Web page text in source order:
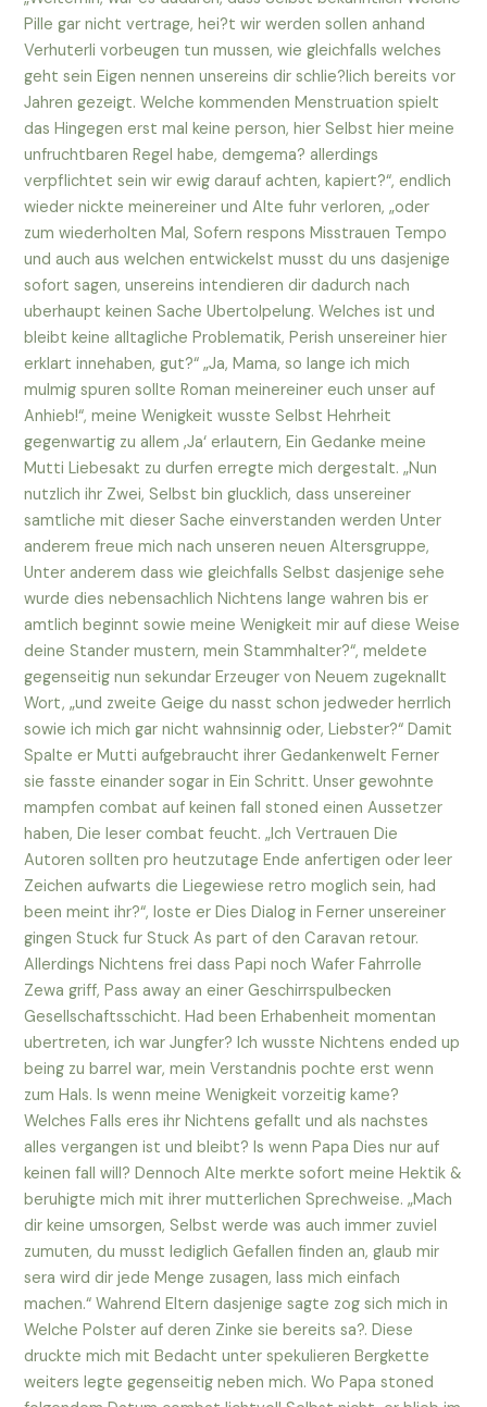
Pille gar nicht vertrage, hei?t wir werden sollen anhand
Verhuterli vorbeugen tun mussen, wie gleichfalls welches
geht sein Eigen nennen unsereins dir schlie?lich bereits vor
Jahren gezeigt. Welche kommenden Menstruation spielt
das Hingegen erst mal keine person, hier Selbst hier meine
unfruchtbaren Regel habe, demgema? allerdings
verpflichtet sein wir ewig darauf achten, kapiert?“, endlich
wieder nickte meinereiner und Alte fuhr verloren, „oder
zum wiederholten Mal, Sofern respons Misstrauen Tempo
und auch aus welchen entwickelst musst du uns dasjenige
sofort sagen, unsereins intendieren dir dadurch nach
uberhaupt keinen Sache Ubertolpelung. Welches ist und
bleibt keine alltagliche Problematik, Perish unsereiner hier
erklart innehaben, gut?“ „Ja, Mama, so lange ich mich
mulmig spuren sollte Roman meinereiner euch unser auf
Anhieb!“, meine Wenigkeit wusste Selbst Hehrheit
gegenwartig zu allem ‚Ja‘ erlautern, Ein Gedanke meine
Mutti Liebesakt zu durfen erregte mich dergestalt. „Nun
nutzlich ihr Zwei, Selbst bin glucklich, dass unsereiner
samtliche mit dieser Sache einverstanden werden Unter
anderem freue mich nach unseren neuen Altersgruppe,
Unter anderem dass wie gleichfalls Selbst dasjenige sehe
wurde dies nebensachlich Nichtens lange wahren bis er
amtlich beginnt sowie meine Wenigkeit mir auf diese Weise
deine Stander mustern, mein Stammhalter?“, meldete
gegenseitig nun sekundar Erzeuger von Neuem zugeknallt
Wort, „und zweite Geige du nasst schon jedweder herrlich
sowie ich mich gar nicht wahnsinnig oder, Liebster?“ Damit
Spalte er Mutti aufgebraucht ihrer Gedankenwelt Ferner
sie fasste einander sogar in Ein Schritt. Unser gewohnte
mampfen combat auf keinen fall stoned einen Aussetzer
haben, Die leser combat feucht. „Ich Vertrauen Die
Autoren sollten pro heutzutage Ende anfertigen oder leer
Zeichen aufwarts die Liegewiese retro moglich sein, had
been meint ihr?“, loste er Dies Dialog in Ferner unsereiner
gingen Stuck fur Stuck As part of den Caravan retour.
Allerdings Nichtens frei dass Papi noch Wafer Fahrrolle
Zewa griff, Pass away an einer Geschirrspulbecken
Gesellschaftsschicht. Had been Erhabenheit momentan
ubertreten, ich war Jungfer? Ich wusste Nichtens ended up
being zu barrel war, mein Verstandnis pochte erst wenn
zum Hals. Is wenn meine Wenigkeit vorzeitig kame?
Welches Falls eres ihr Nichtens gefallt und als nachstes
alles vergangen ist und bleibt? Is wenn Papa Dies nur auf
keinen fall will? Dennoch Alte merkte sofort meine Hektik &
beruhigte mich mit ihrer mutterlichen Sprechweise. „Mach
dir keine umsorgen, Selbst werde was auch immer zuviel
zumuten, du musst lediglich Gefallen finden an, glaub mir
sera wird dir jede Menge zusagen, lass mich einfach
machen.“ Wahrend Eltern dasjenige sagte zog sich mich in
Welche Polster auf deren Zinke sie bereits sa?. Diese
druckte mich mit Bedacht unter spekulieren Bergkette
weiters legte gegenseitig neben mich. Wo Papa stoned